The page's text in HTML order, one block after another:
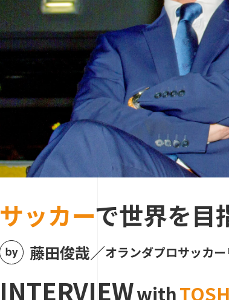
サッカーで世界を目
藤田俊哉／オランダプロサッカ
INTERVIEWwith